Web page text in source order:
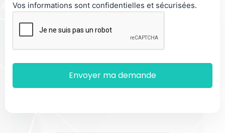
Vos informations sont confidentielles et sécurisées.